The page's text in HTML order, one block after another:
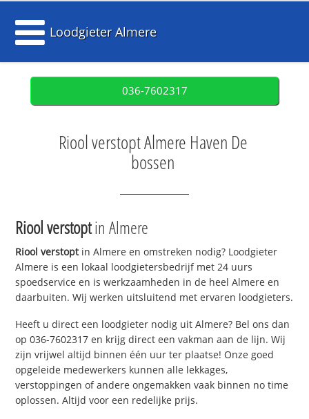
Loodgieter Almere
036-7602317
Riool verstopt Almere Haven De
bossen
Riool verstoptin Almere
Riool verstoptin Almere en omstreken nodig? Loodgieter
Almere is een lokaal loodgietersbedrijf met 24 uurs
spoedservice en is werkzaamheden in de heel Almere en
daarbuiten. Wij werken uitsluitend met ervaren loodgieters.
Heeft u direct een loodgieter nodig uit Almere? Bel ons dan
op 036-7602317 en krijg direct een vakman aan de lijn. Wij
zijn vrijwel altijd binnen één uur ter plaatse! Onze goed
opgeleide medewerkers kunnen alle lekkages,
verstoppingen of andere ongemakken vaak binnen no time
oplossen. Altijd voor een redelijke prijs.